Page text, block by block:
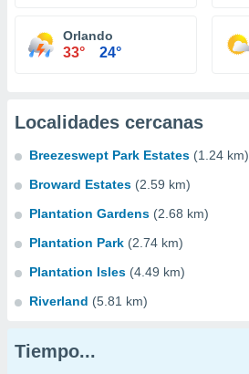
Orlando
33° 24°
Localidades cercanas
Breezeswept Park Estates (1.24 km)
Broward Estates (2.59 km)
Plantation Gardens (2.68 km)
Plantation Park (2.74 km)
Plantation Isles (4.49 km)
Riverland (5.81 km)
Tiempo...